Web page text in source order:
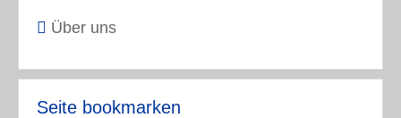
Über uns
Seite bookmarken